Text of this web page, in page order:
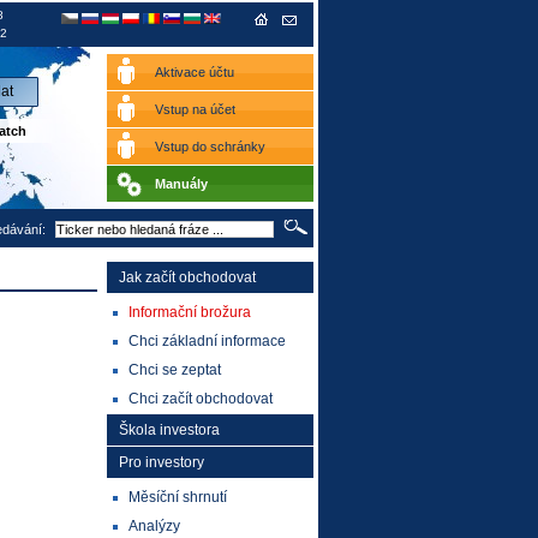
Jak začít obchodovat
Informační brožura
Chci základní informace
Chci se zeptat
Chci začít obchodovat
Škola investora
Pro investory
Měsíční shrnutí
Analýzy
Aktivace účtu
Vstup na účet
Vstup do schránky
Manuály